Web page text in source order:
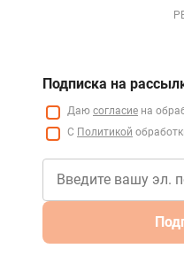
Подписка на
Даю согласие на
С Политикой